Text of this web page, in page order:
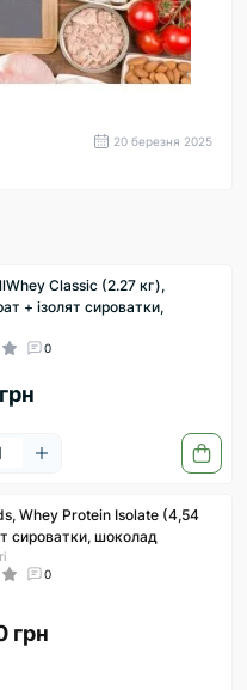
20 березня 2025
Classic (2.27 кг),
+ ізолят сироватки,
0
Whey Protein Isolate (4,54
сироватки, шоколад
0
грн